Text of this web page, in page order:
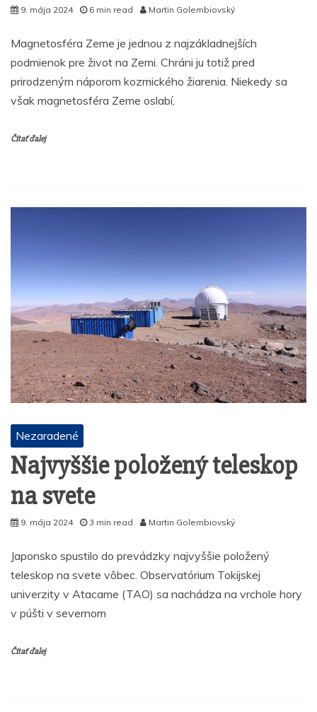
9. mája 2024 6 min read Martin Golembiovský
Magnetosféra Zeme je jednou z najzákladnejších
podmienok pre život na Zemi. Chráni ju totiž pred
prirodzeným náporom kozmického žiarenia. Niekedy sa
však magnetosféra Zeme oslabí,
Čítať ďalej
Nezaradené
Najvyššie položený teleskop
na svete
9. mája 2024 3 min read Martin Golembiovský
Japonsko spustilo do prevádzky najvyššie položený
teleskop na svete vôbec. Observatórium Tokijskej
univerzity v Atacame (TAO) sa nachádza na vrchole hory
v púšti v severnom
Čítať ďalej